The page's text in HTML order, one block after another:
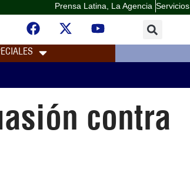
Prensa Latina, La Agencia Servicios
contra